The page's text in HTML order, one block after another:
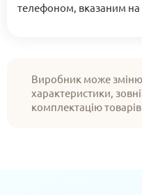
телефоном, вказаним на
Виробник може
характеристики,
комплектацію